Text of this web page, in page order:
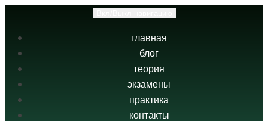
главная
блог
теория
экзамены
практика
контакты